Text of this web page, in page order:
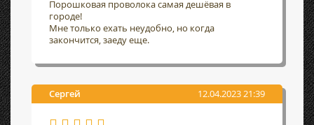
Порошковая проволока самая дешёвая в
городе!
Мне только ехать неудобно, но когда
закончится, заеду еще.
Сергей 12.04.2023 21:39